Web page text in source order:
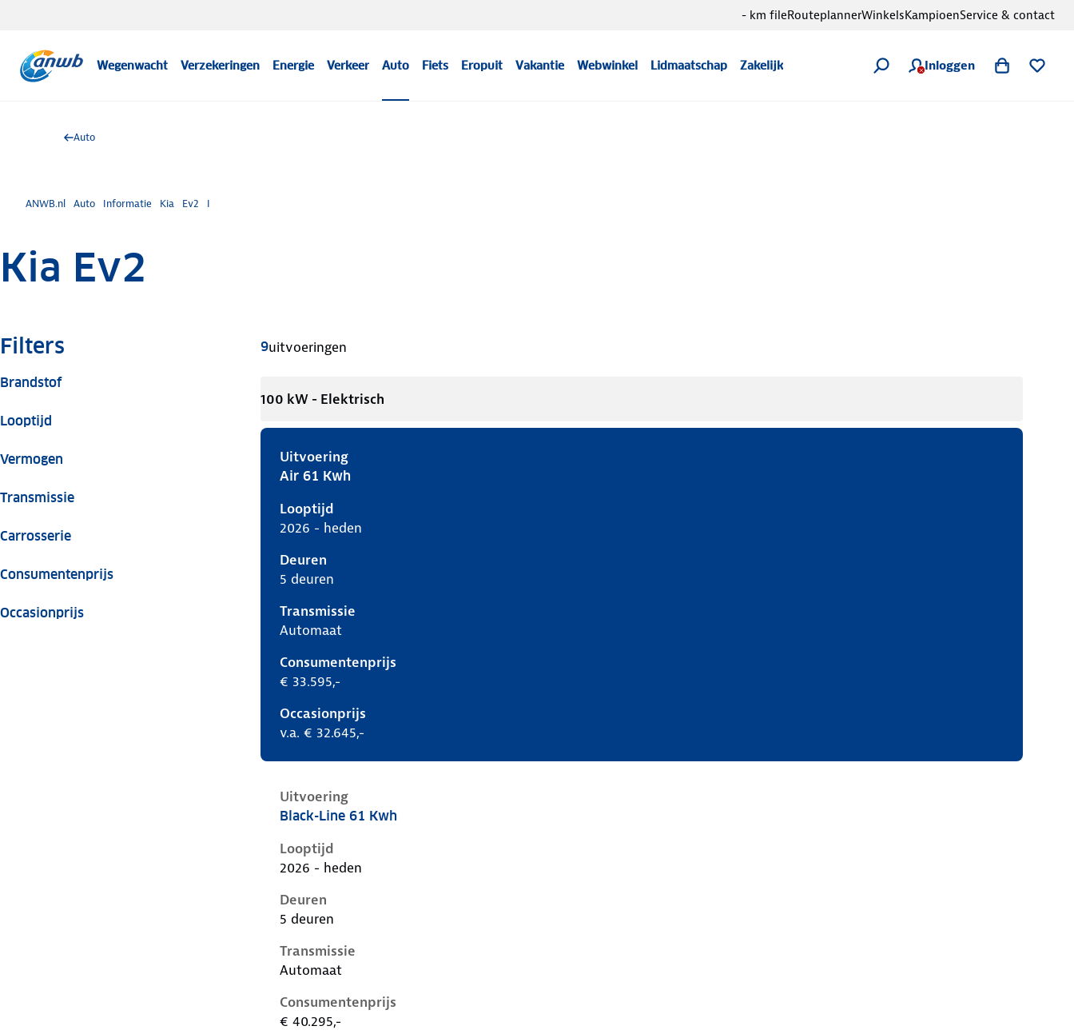
Wegenwacht Verzekeringen Energie Verkeer Auto Fiets Eropuit Vakantie Webwinkel Lidmaatschap Zakelijk Inloggen
- km fileRouteplannerWinkelsKampioenService & contact
Auto
ANWB.nl Auto Informatie Kia Ev2 I
Kia Ev2
Filters
Brandstof
Looptijd
Vermogen
Transmissie
Carrosserie
Consumentenprijs
Occasionprijs
9uitvoeringen
100 kW - Elektrisch
Uitvoering
Kia Ev2 i, 61 kwh, 100 kW, Elektrisch, 5 deuren
Air 61 Kwh
Looptijd
2026 - heden
Deuren
5 deuren
Transmissie
Automaat
Consumentenprijs
€ 33.595,-
Occasionprijs
v.a. € 32.645,-
Uitvoering
Kia Ev2 i, 61 kwh, 100 kW, Elektrisch, 5 deuren
Black-Line 61 Kwh
Looptijd
2026 - heden
Deuren
5 deuren
Transmissie
Automaat
Consumentenprijs
€ 40.295,-